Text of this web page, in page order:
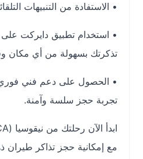
• الاستفادة من التنبيهات التلقائية
تذكرتك بسهولة من أي مكان وفي
• الحصول على دعم فني فوري
تجربة حجز سلسة وآمنة.
ابدأ الآن رحلتك مننيقوسيا (LCA)
مع إمكانية حجز تذاكر طيران ذهاب